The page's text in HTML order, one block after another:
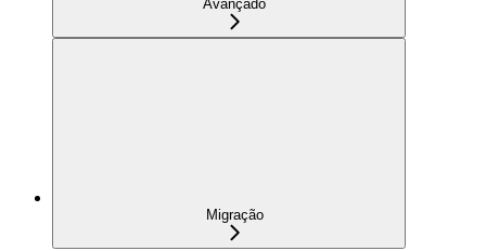
Avançado
Migração